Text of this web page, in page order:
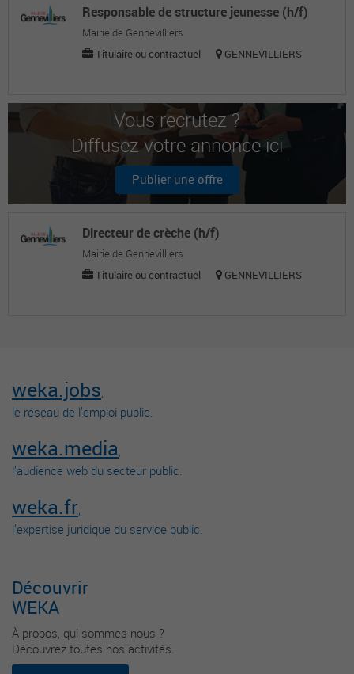
Responsable de structure jeunesse (h/f)
Mairie de Gennevilliers
Titulaire ou contractuel
GENNEVILLIERS
Vous recrutez ?
Diffusez votre annonce ici
Publier une offre
Directeur de crèche (h/f)
Mairie de Gennevilliers
Titulaire ou contractuel
GENNEVILLIERS
weka.jobs,
le réseau de l’emploi public.
weka.media,
l’audience web du secteur public.
weka.fr,
l’expertise juridique du service public.
Découvrir
WEKA
À propos, qui sommes-nous ?
Découvrez toutes nos activités.